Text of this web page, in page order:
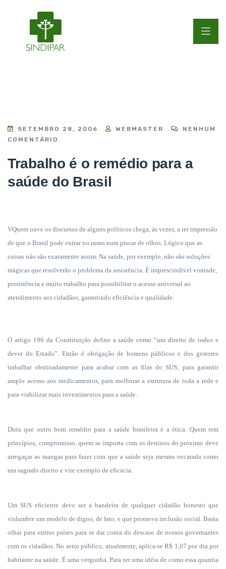
SETEMBRO 28, 2006 WEBMASTER
NENHUM
COMENTÁRIO
Trabalho é o remédio para a
saúde do Brasil
VQuem ouve os discursos de alguns políticos chega, às vezes, a ter impressão
de que o Brasil pode entrar no rumo num piscar de olhos. Lógico que as
coisas não são exatamente assim. Na saúde, por exemplo, não são soluções
mágicas que resolverão o problema da assistência. É imprescindível vontade,
persistência e muito trabalho para possibilitar o acesso universal ao
atendimento aos cidadãos, garantindo eficiência e qualidade.
O artigo 196 da Constituição define a saúde como “um direito de todos e
dever do Estado”. Então é obrigação de homens públicos e dos gestores
trabalhar obstinadamente para acabar com as filas do SUS; para garantir
amplo acesso aos medicamentos, para melhorar a estrutura de toda a rede e
para viabilizar mais investimentos para a saúde.
Diria que outro bom remédio para a saúde brasileira é a ética. Quem tem
princípios, compromisso, quem se importa com os destinos do próximo deve
arregaçar as mangas para fazer com que a saúde seja mesmo encarada como
um sagrado direito e vire exemplo de eficácia.
Um SUS eficiente deve ser a bandeira de qualquer cidadão honesto que
vislumbre um modelo de digno, de fato, e que promova inclusão social. Basta
olhar para outros países para se dar conta do descaso de nossos governantes
com os cidadãos. No setor público, atualmente, aplica-se R$ 1,07 por dia por
habitante na saúde. É uma vergonha. Para ter uma idéia de como essa quantia